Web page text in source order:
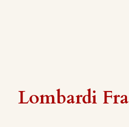
Lombardi